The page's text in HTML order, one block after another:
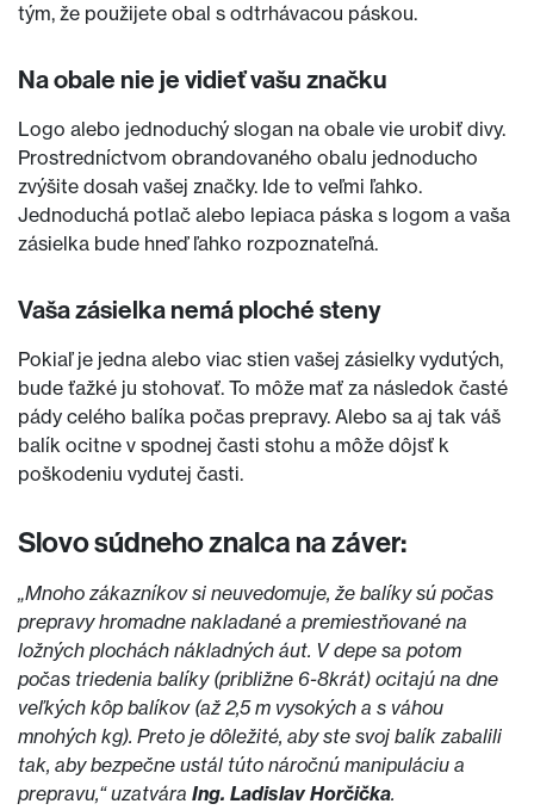
tým, že použijete obal s odtrhávacou páskou.
Na obale nie je vidieť vašu značku
Logo alebo jednoduchý slogan na obale vie urobiť divy.
Prostredníctvom obrandovaného obalu jednoducho
zvýšite dosah vašej značky. Ide to veľmi ľahko.
Jednoduchá potlač alebo lepiaca páska s logom a vaša
zásielka bude hneď ľahko rozpoznateľná.
Vaša zásielka nemá ploché steny
Pokiaľ je jedna alebo viac stien vašej zásielky vydutých,
bude ťažké ju stohovať. To môže mať za následok časté
pády celého balíka počas prepravy. Alebo sa aj tak váš
balík ocitne v spodnej časti stohu a môže dôjsť k
poškodeniu vydutej časti.
Slovo súdneho znalca na záver:
„Mnoho zákazníkov si neuvedomuje, že balíky sú počas
prepravy hromadne nakladané a premiestňované na
ložných plochách nákladných áut. V depe sa potom
počas triedenia balíky (približne 6-8krát) ocitajú na dne
veľkých kôp balíkov (až 2,5 m vysokých a s váhou
mnohých kg). Preto je dôležité, aby ste svoj balík zabalili
tak, aby bezpečne ustál túto náročnú manipuláciu a
prepravu,“ uzatvára Ing. Ladislav Horčička.